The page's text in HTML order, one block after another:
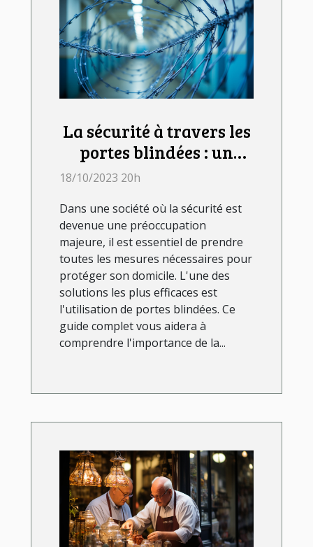
La sécurité à travers les
portes blindées : un
guide complet
18/10/2023 20h
Dans une société où la sécurité est
devenue une préoccupation
majeure, il est essentiel de prendre
toutes les mesures nécessaires pour
protéger son domicile. L'une des
solutions les plus efficaces est
l'utilisation de portes blindées. Ce
guide complet vous aidera à
comprendre l'importance de la...